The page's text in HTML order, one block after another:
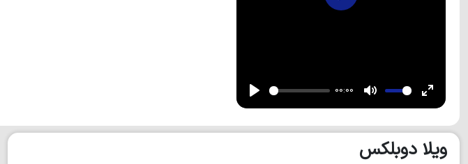
Play
00:00
Mute
Enter
Play
ویلا دوبلکس